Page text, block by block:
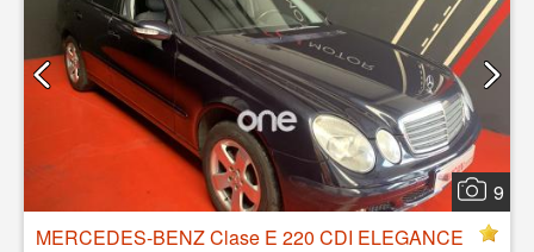
9
MERCEDES-BENZ Clase E 220 CDI ELEGANCE